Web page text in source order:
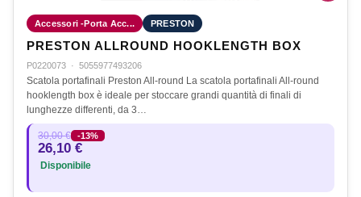
Accessori -Porta Acc... PRESTON
PRESTON ALLROUND HOOKLENGTH BOX
P0220073 · 5055977493206
Scatola portafinali Preston All-round La scatola portafinali All-round
hooklength box è ideale per stoccare grandi quantità di finali di
lunghezze differenti, da 3…
30,00 € -13%
26,10 €
Disponibile